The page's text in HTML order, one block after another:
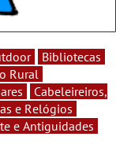
Bibliotecas
Rural
Cabeleireiros,
e Relógios
e Antiguidades